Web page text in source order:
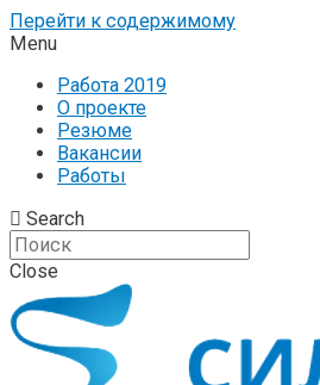
Перейти к содержимому
Menu
Работа 2019
О проекте
Резюме
Вакансии
Работы
Search
Close